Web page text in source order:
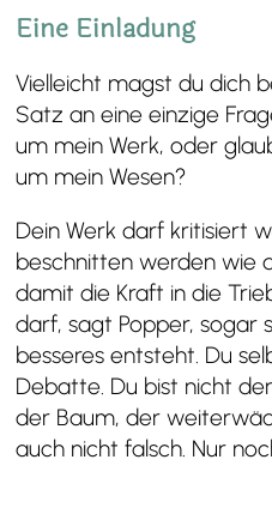
Eine Einladung
Vielleicht magst du dich
Satz an eine einzige
um mein Werk, oder
um mein Wesen?
Dein Werk darf kritisiert
beschnitten werden wie
damit die Kraft in die
darf, sagt Popper, sogar
besseres entsteht. Du
Debatte. Du bist nicht
der Baum, der
auch nicht falsch. Nur